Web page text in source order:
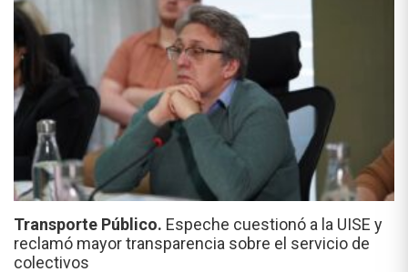
Transporte Público. Espeche cuestionó a la UISE y
reclamó mayor transparencia sobre el servicio de
colectivos